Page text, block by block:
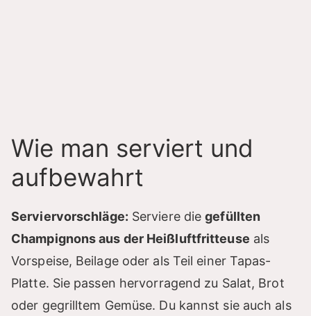
Wie man serviert und
aufbewahrt
Serviervorschläge: Serviere diegefüllten
Champignons aus der Heißluftfritteuse als
Vorspeise, Beilage oder als Teil einer Tapas-
Platte. Sie passen hervorragend zu Salat, Brot
oder gegrilltem Gemüse. Du kannst sie auch als